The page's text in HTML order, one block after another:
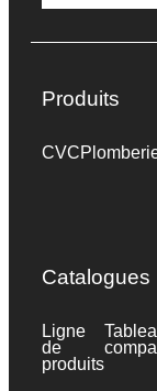
Produits
CVC
Catalogues
Ligne
de
produits